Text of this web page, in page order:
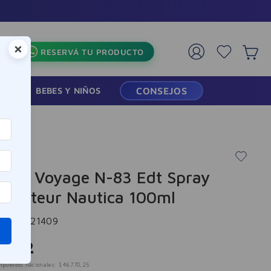
RESERVÁ TU PRODUCTO
BEBES Y NIÑOS CONSEJOS
Voyage N-83 Edt Spray
Nautica 100ml
-321409
.592
nacionales: $ 46.770, 25
×